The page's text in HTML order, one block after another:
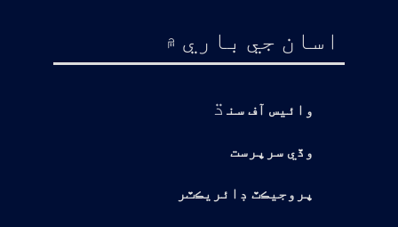
اسان جي باري ۾
وائيس آف سن ڌ
وڏي سرپرست
پروجيڪٽ ڊائريڪٽر